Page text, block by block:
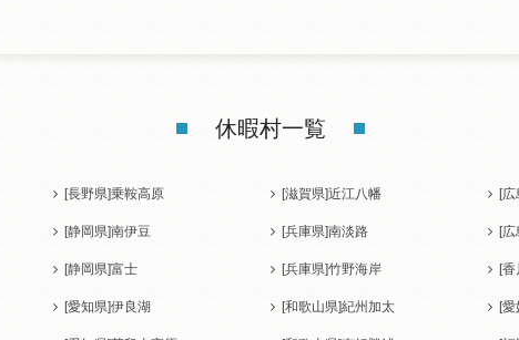
休暇村一覧
[長野県]乗鞍高原
[静岡県]南伊豆
[静岡県]富士
[愛知県]伊良湖
[滋賀県]近江八幡
[兵庫県]南淡路
[兵庫県]竹野海岸
[和歌山県]紀州加太
[広
[広
[香
[愛